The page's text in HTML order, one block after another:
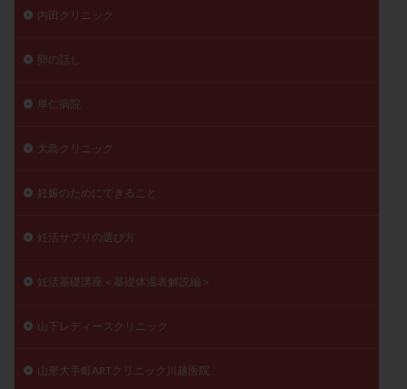
内田クリニック
卵の話し
厚仁病院
大島クリニック
妊娠のためにできること
妊活サプリの選び方
妊活基礎講座＜基礎体温表解説編＞
山下レディースクリニック
山形大手町ARTクリニック川越医院